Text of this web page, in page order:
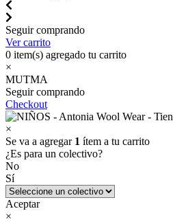
Seguir comprando
Ver carrito
0 item(s) agregado tu carrito
×
MUTMA
Seguir comprando
Checkout
×
Se va a agregar 1 ítem a tu carrito
¿Es para un colectivo?
No
Sí
Aceptar
×